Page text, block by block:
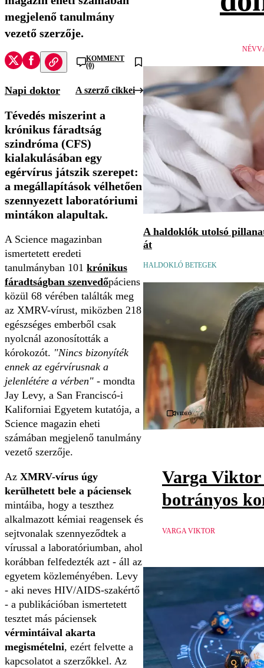
megjelenő tanulmány
vezető szerzője.
KOMMENT
(0)
Napi doktor A szerző cikkei
Tévedés miszerint a
krónikus fáradtság
szindróma (CFS)
kialakulásában egy
egérvírus játszik szerepet:
a megállapítások vélhetően
szennyezett laboratóriumi
mintákon alapultak.
A Science magazinban
ismertetett eredeti
tanulmányban 101 krónikus
fáradtságban szenvedőpáciens
közül 68 vérében találták meg
az XMRV-vírust, miközben 218
egészséges emberből csak
nyolcnál azonosították a
kórokozót. "Nincs bizonyíték
ennek az egérvírusnak a
jelenlétére a vérben" - mondta
Jay Levy, a San Franciscó-i
Kaliforniai Egyetem kutatója, a
Science magazin eheti
számában megjelenő tanulmány
vezető szerzője.
Az XMRV-vírus úgy
kerülhetett bele a páciensek
mintáiba, hogy a teszthez
alkalmazott kémiai reagensek és
sejtvonalak szennyeződtek a
vírussal a laboratóriumban, ahol
korábban felfedezték azt - áll az
egyetem közleményében. Levy
- aki neves HIV/AIDS-szakértő
- a publikációban ismertetett
tesztet más páciensek
vérmintáival akarta
megismételni, ezért felvette a
kapcsolatot a szerzőkkel. Az
A haldoklók utolsó
át
HALDOKLÓ BETEGEK
Videó
Varga Viktor
botrányos
VARGA VIKTOR